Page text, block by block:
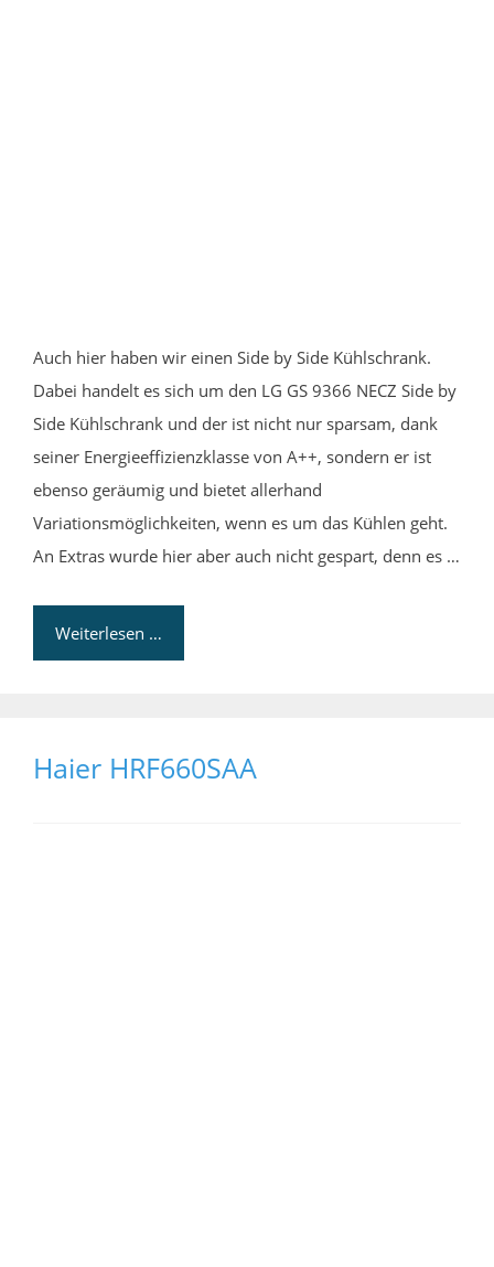
Auch hier haben wir einen Side by Side Kühlschrank.
Dabei handelt es sich um den LG GS 9366 NECZ Side by
Side Kühlschrank und der ist nicht nur sparsam, dank
seiner Energieeffizienzklasse von A++, sondern er ist
ebenso geräumig und bietet allerhand
Variationsmöglichkeiten, wenn es um das Kühlen geht.
An Extras wurde hier aber auch nicht gespart, denn es …
Weiterlesen …
Haier HRF660SAA